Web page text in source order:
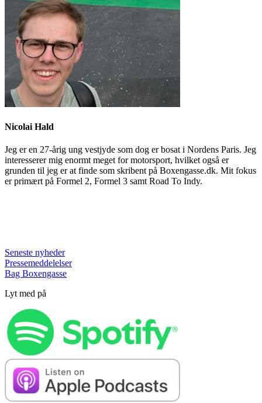
Nicolai Hald
Jeg er en 27-årig ung vestjyde som dog er bosat i Nordens Paris. Jeg
interesserer mig enormt meget for motorsport, hvilket også er
grunden til jeg er at finde som skribent på Boxengasse.dk. Mit fokus
er primært på Formel 2, Formel 3 samt Road To Indy.
Seneste nyheder
Pressemeddelelser
Bag Boxengasse
Lyt med på